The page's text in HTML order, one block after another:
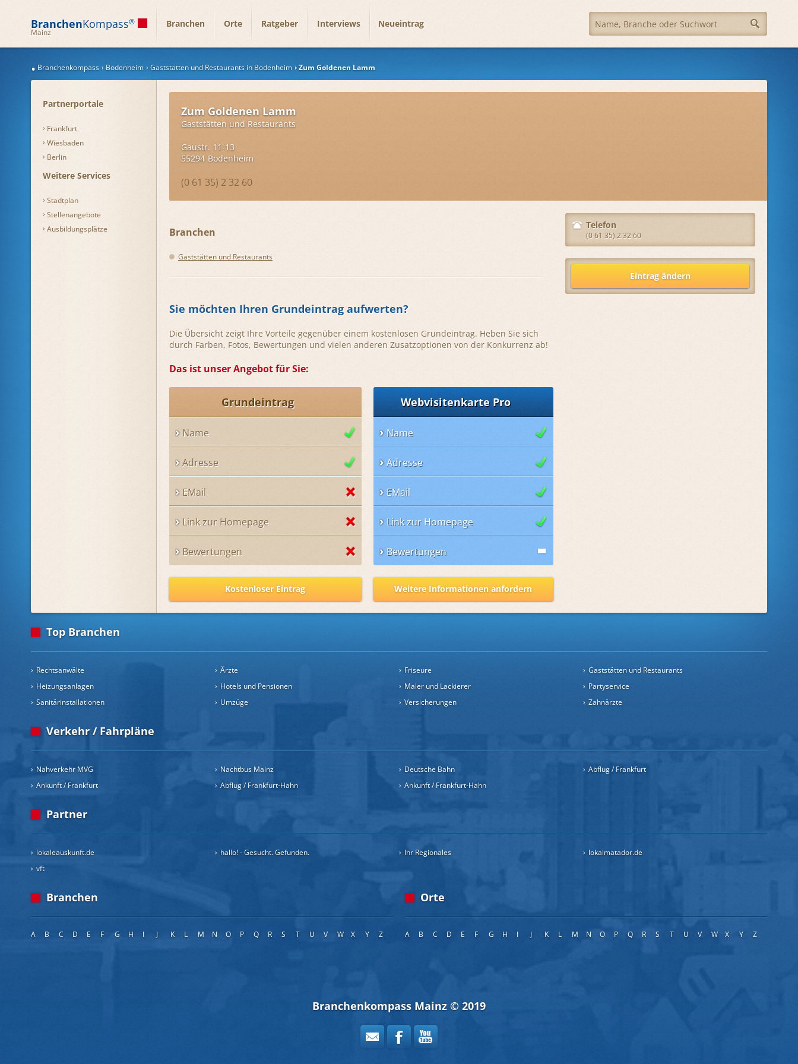
BranchenKompass®
Mainz
Branchen Orte Ratgeber Interviews Neueintrag
Branchenkompass Bodenheim Gaststätten und Restaurants in Bodenheim Zum Goldenen Lamm
Partnerportale
Frankfurt
Wiesbaden
Berlin
Weitere Services
Stadtplan
Stellenangebote
Ausbildungsplätze
Zum Goldenen Lamm
Gaststätten und Restaurants
Gaustr. 11-13
55294 Bodenheim
(0 61 35) 2 32 60
Branchen
Gaststätten und Restaurants
Telefon
(0 61 35) 2 32 60
Eintrag ändern
Sie möchten Ihren Grundeintrag aufwerten?
Die Übersicht zeigt Ihre Vorteile gegenüber einem kostenlosen Grundeintrag. Heben Sie sich
durch Farben, Fotos, Bewertungen und vielen anderen Zusatzoptionen von der Konkurrenz ab!
Das ist unser Angebot für Sie:
Grundeintrag
Name
Adresse
EMail
Link zur Homepage
Bewertungen
Kostenloser Eintrag
Webvisitenkarte Pro
Name
Adresse
EMail
Link zur Homepage
Bewertungen
Weitere Informationen anfordern
Top Branchen
Rechtsanwälte Ärzte Friseure
Gaststätten und Restaurants
Heizungsanlagen
Hotels und Pensionen Maler und Lackierer
Partyservice
Sanitärinstallationen
Umzüge Versicherungen Zahnärzte
Verkehr / Fahrpläne
Nahverkehr MVG Nachtbus Mainz Deutsche Bahn
Abflug / Frankfurt
Ankunft / Frankfurt
Abflug / Frankfurt-Hahn Ankunft / Frankfurt-Hahn
Partner
lokaleauskunft.de hallo! - Gesucht. Gefunden. Ihr Regionales
lokalmatador.de
vft
Branchen
A B C D E F G H I J K L M N O P Q R S T U V W X Y Z
Orte
A B C D E F G H I J K L M N O P Q R S T U V W X Y Z
Branchenkompass Mainz © 2019